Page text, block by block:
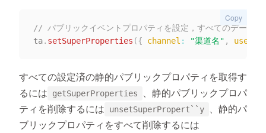
// パブリックイベントプロパティを設定，すべてのデータ
ta. setSuperProperties ({ channel : "渠道名" ,
Copy
すべての設定済の静的パブリックプロパティを取得す
るには
getSuperProperties
、静的パブリックプロパ
ティを削除するには
unsetSuperPropert``y
、静的パ
ブリックプロパティをすべて削除するには